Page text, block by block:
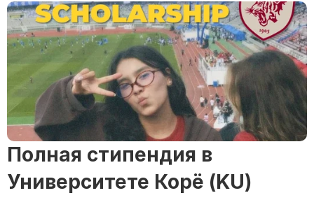
Полная стипендия в
Университете Корё (KU)